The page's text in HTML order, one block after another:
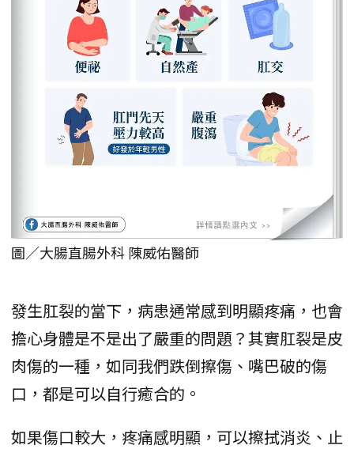
圖／大腸直腸外科 陳威佑醫師
發生肛裂的當下，病患通常感到明顯疼痛，也會
擔心身體是不是出了嚴重的問題？其實肛裂是皮
肉傷的一種，如同我們跌倒擦傷、嘴巴破的傷
口，都是可以自行癒合的。
如果傷口較大，疼痛感明顯，可以擦拭消炎、止